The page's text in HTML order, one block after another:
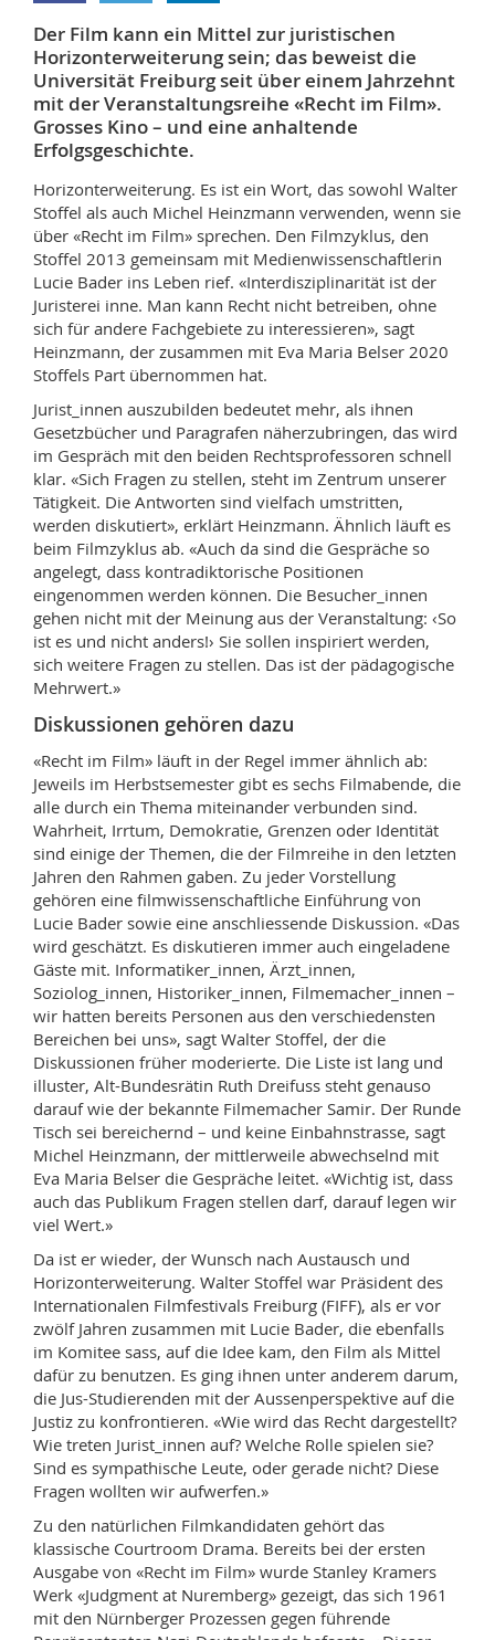
Interfacultaire
Doctorants
Programme des cours
MyUnifr
Der Film kann ein Mittel zur juristischen
Horizonterweiterung sein; das beweist die
Universität Freiburg seit über einem Jahrzehnt
mit der Veranstaltungsreihe «Recht im Film».
Grosses Kino – und eine anhaltende
Erfolgsgeschichte.
Horizonterweiterung. Es ist ein Wort, das sowohl Walter
Stoffel als auch Michel Heinzmann verwenden, wenn sie
über «Recht im Film» sprechen. Den Filmzyklus, den
Stoffel 2013 gemeinsam mit Medienwissenschaftlerin
Lucie Bader ins Leben rief. «Interdisziplinarität ist der
Juristerei inne. Man kann Recht nicht betreiben, ohne
sich für andere Fachgebiete zu interessieren», sagt
Heinzmann, der zusammen mit Eva Maria Belser 2020
Stoffels Part übernommen hat.
Jurist_innen auszubilden bedeutet mehr, als ihnen
Gesetzbücher und Paragrafen näherzubringen, das wird
im Gespräch mit den beiden Rechtsprofessoren schnell
klar. «Sich Fragen zu stellen, steht im Zentrum unserer
Tätigkeit. Die Antworten sind vielfach umstritten,
werden diskutiert», erklärt Heinzmann. Ähnlich läuft es
beim Filmzyklus ab. «Auch da sind die Gespräche so
angelegt, dass kontradiktorische Positionen
eingenommen werden können. Die Besucher_innen
gehen nicht mit der Meinung aus der Veranstaltung: ‹So
ist es und nicht anders!› Sie sollen inspiriert werden,
sich weitere Fragen zu stellen. Das ist der pädagogische
Mehrwert.»
Diskussionen gehören dazu
«Recht im Film» läuft in der Regel immer ähnlich ab:
Jeweils im Herbstsemester gibt es sechs Filmabende, die
alle durch ein Thema miteinander verbunden sind.
Wahrheit, Irrtum, Demokratie, Grenzen oder Identität
sind einige der Themen, die der Filmreihe in den letzten
Jahren den Rahmen gaben. Zu jeder Vorstellung
gehören eine filmwissenschaftliche Einführung von
Lucie Bader sowie eine anschliessende Diskussion. «Das
wird geschätzt. Es diskutieren immer auch eingeladene
Gäste mit. Informatiker_innen, Ärzt_innen,
Soziolog_innen, Historiker_innen, Filmemacher_innen –
wir hatten bereits Personen aus den verschiedensten
Bereichen bei uns», sagt Walter Stoffel, der die
Diskussionen früher moderierte. Die Liste ist lang und
illuster, Alt-Bundesrätin Ruth Dreifuss steht genauso
darauf wie der bekannte Filmemacher Samir. Der Runde
Tisch sei bereichernd – und keine Einbahnstrasse, sagt
Michel Heinzmann, der mittlerweile abwechselnd mit
Eva Maria Belser die Gespräche leitet. «Wichtig ist, dass
auch das Publikum Fragen stellen darf, darauf legen wir
viel Wert.»
Da ist er wieder, der Wunsch nach Austausch und
Horizonterweiterung. Walter Stoffel war Präsident des
Internationalen Filmfestivals Freiburg (FIFF), als er vor
zwölf Jahren zusammen mit Lucie Bader, die ebenfalls
im Komitee sass, auf die Idee kam, den Film als Mittel
dafür zu benutzen. Es ging ihnen unter anderem darum,
die Jus-Studierenden mit der Aussenperspektive auf die
Justiz zu konfrontieren. «Wie wird das Recht dargestellt?
Wie treten Jurist_innen auf? Welche Rolle spielen sie?
Sind es sympathische Leute, oder gerade nicht? Diese
Fragen wollten wir aufwerfen.»
Zu den natürlichen Filmkandidaten gehört das
klassische Courtroom Drama. Bereits bei der ersten
Ausgabe von «Recht im Film» wurde Stanley Kramers
Werk «Judgment at Nuremberg» gezeigt, das sich 1961
mit den Nürnberger Prozessen gegen führende